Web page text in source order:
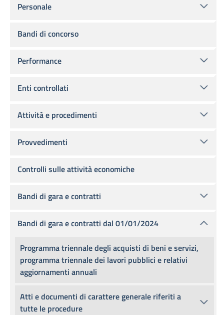
Personale
Bandi di concorso
Performance
Enti controllati
Attività e procedimenti
Provvedimenti
Controlli sulle attività economiche
Bandi di gara e contratti
Bandi di gara e contratti dal 01/01/2024
Programma triennale degli acquisti di beni e servizi,
programma triennale dei lavori pubblici e relativi
aggiornamenti annuali
Atti e documenti di carattere generale riferiti a
tutte le procedure